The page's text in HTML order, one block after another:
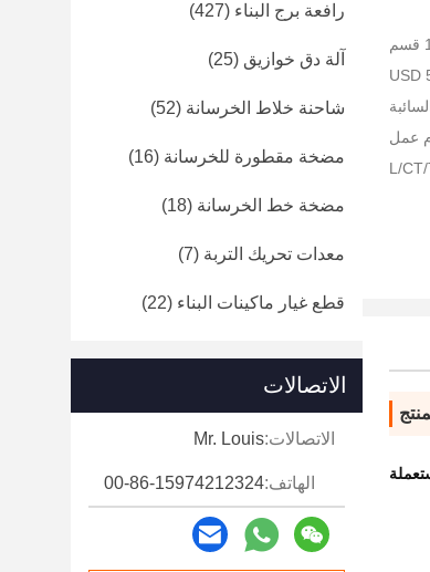
رافعة برج البناء (427)
آلة دق خوازيق (25)
شاحنة خلاط الخرسانة (52)
مضخة مقطورة للخرسانة (16)
مضخة خط الخرسانة (18)
معدات تحريك التربة (7)
قطع غيار ماكينات البناء (22)
الاتصالات
الاتصالات:Mr. Louis
الهاتف:00-86-15974212324